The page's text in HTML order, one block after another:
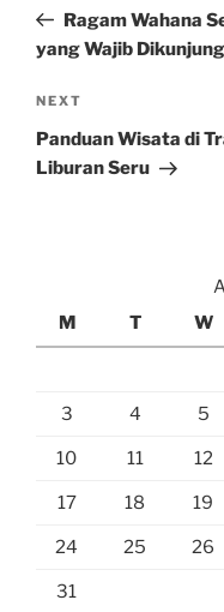
PostRagam Wahana
yang Wajib
Next
Post
NEXT
Panduan Wisata di
Liburan Seru
M
T W
3 4 5
10 11 12
17 18 19
24 25 26
31